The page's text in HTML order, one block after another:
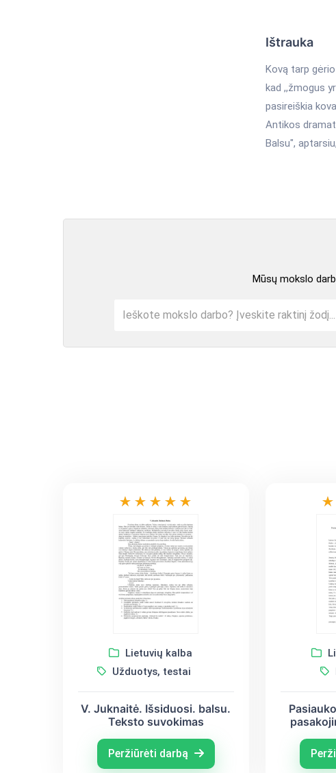
Ištrauka
Kovą tarp
kad ,,žmogus
pasireiškia
Antikos
Balsu",
Mūsų mokslo
Lietuvių kalba
Užduotys, testai
V. Juknaitė. Išsiduosi. balsu.
Teksto suvokimas
Peržiūrėti darbą